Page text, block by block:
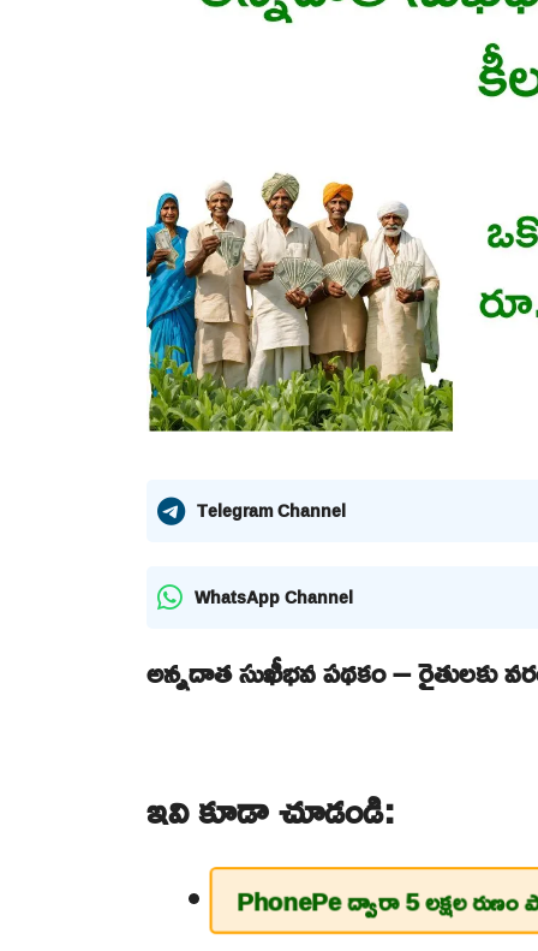
Telegram Channel
WhatsApp Channel
అన్నదాత సుఖీభవ పథకం – రైతులకు
ఇవి కూడా చూడండి:
PhonePe ద్వారా 5 లక్షల